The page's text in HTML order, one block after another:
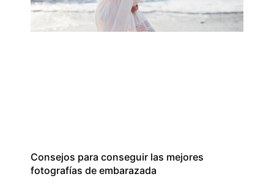
Consejos para conseguir las mejores
fotografías de embarazada